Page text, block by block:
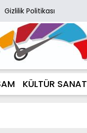
Gizlilik Politikası
KÜLTÜR SANAT